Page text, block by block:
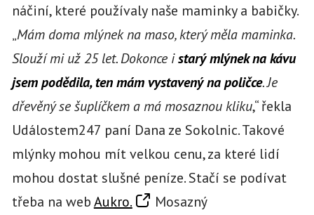
náčiní, které používaly naše maminky a babičky.
„Mám doma mlýnek na maso, který měla maminka.
Slouží mi už 25 let. Dokonce istarý mlýnek na kávu
jsem podědila, ten mám vystavený na poličce. Je
dřevěný se šuplíčkem a má mosaznou kliku,“ řekla
Událostem247 paní Dana ze Sokolnic. Takové
mlýnky mohou mít velkou cenu, za které lidí
mohou dostat slušné peníze. Stačí se podívat
třeba na webAukro. Mosazný